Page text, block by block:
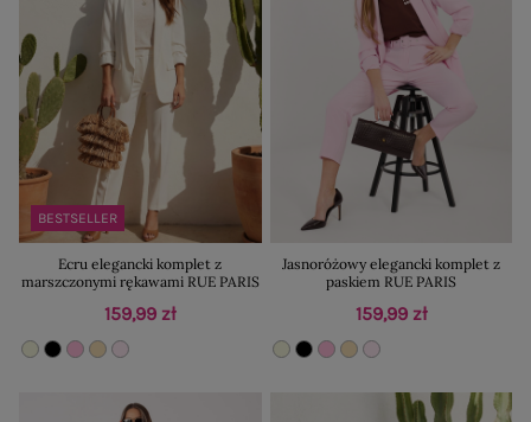
BESTSELLER
Ecru elegancki komplet z
marszczonymi rękawami RUE PARIS
159,99 zł
Jasnoróżowy elegancki komplet z
paskiem RUE PARIS
159,99 zł